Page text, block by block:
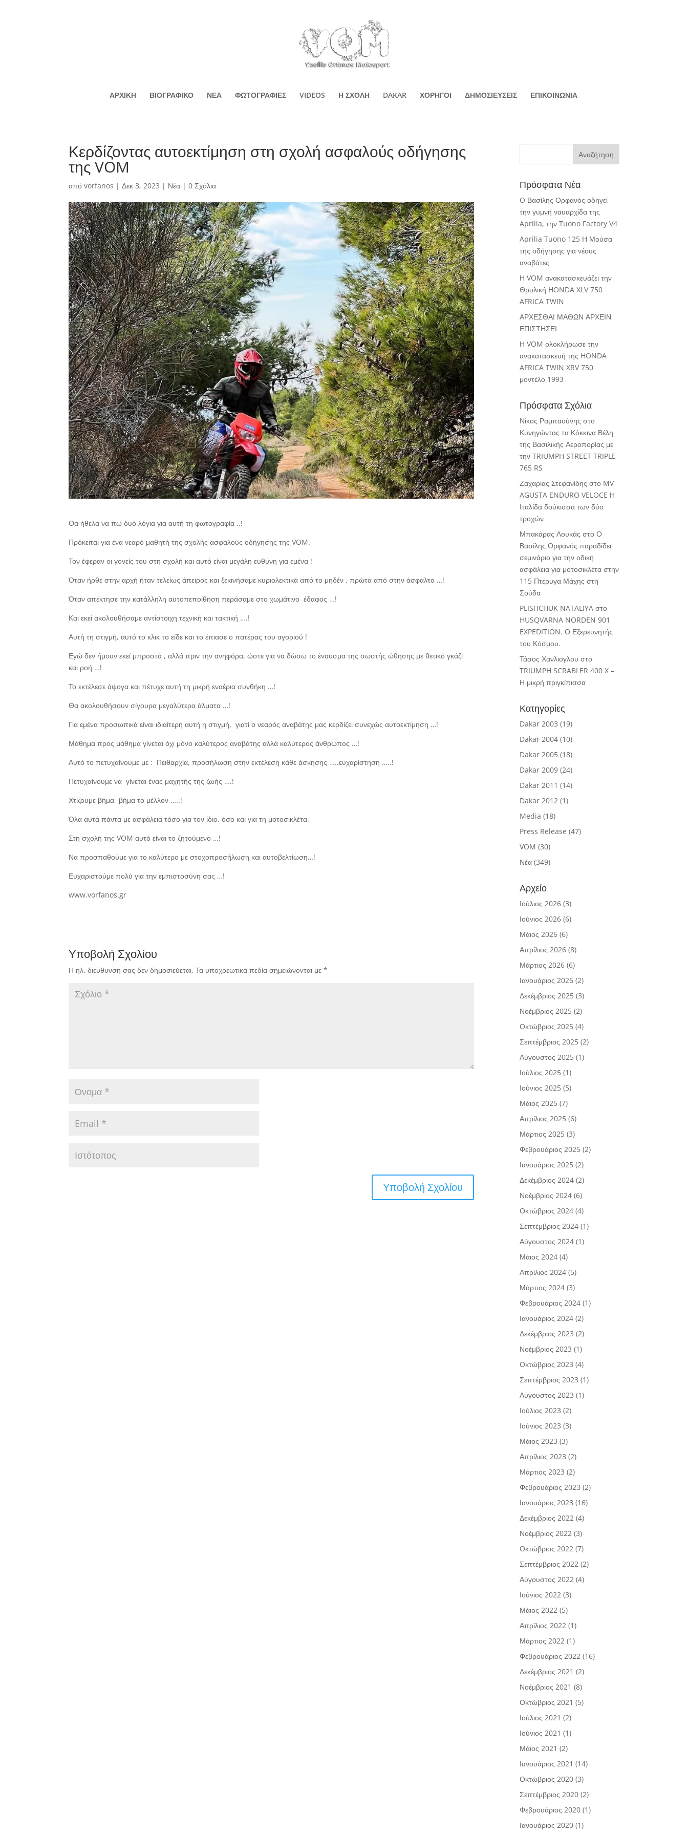
ΑΡΧΙΚΗ ΒΙΟΓΡΑΦΙΚΟ ΝΕΑ ΦΩΤΟΓΡΑΦΙΕΣ VIDEOS Η ΣΧΟΛΗ DAKAR ΧΟΡΗΓΟΙ ΔΗΜΟΣΙΕΥΣΕΙΣ ΕΠΙΚΟΙΝΩΝΙΑ
Κερδίζοντας αυτοεκτίμηση στη σχολή ασφαλούς οδήγησης
της VOM
απόvorfanos |Δεκ 3, 2023 | Νέα |0 Σχόλια
Θα ήθελα να πω δυό λόγια για αυτή τη φωτογραφία ..!
Πρόκειται για ένα νεαρό μαθητή της σχολής ασφαλούς οδήγησης της VOM.
Τον έφεραν οι γονείς του στη σχολή και αυτό είναι μεγάλη ευθύνη για εμένα !
Όταν ήρθε στην αρχή ήταν τελείως άπειρος και ξεκινήσαμε κυριολεκτικά από το μηδέν , πρώτα από στην άσφαλτο …!
Όταν απέκτησε την κατάλληλη αυτοπεποίθηση περάσαμε στο χωμάτινο έδαφος …!
Και εκεί ακολουθήσαμε αντίστοιχη τεχνική και τακτική ….!
Αυτή τη στιγμή, αυτό το κλικ το είδε και το έπιασε ο πατέρας του αγοριού !
Εγώ δεν ήμουν εκεί μπροστά , αλλά πριν την ανηφόρα, ώστε για να δώσω το έναυσμα της σωστής ώθησης με θετικό γκάζι
και ροή …!
Το εκτέλεσε άψογα και πέτυχε αυτή τη μικρή εναέρια συνθήκη …!
Θα ακολουθήσουν σίγουρα μεγαλύτερα άλματα …!
Για εμένα προσωπικά είναι ιδιαίτερη αυτή η στιγμή, γιατί ο νεαρός αναβάτης μας κερδίζει συνεχώς αυτοεκτίμηση …!
Μάθημα προς μάθημα γίνεται όχι μόνο καλύτερος αναβάτης αλλά καλύτερος άνθρωπος …!
Αυτό το πετυχαίνουμε με : Πειθαρχία, προσήλωση στην εκτέλεση κάθε άσκησης …..ευχαρίστηση …..!
Πετυχαίνουμε να γίνεται ένας μαχητής της ζωής ….!
Χτίζουμε βήμα -βήμα το μέλλον …..!
Όλα αυτά πάντα με ασφάλεια τόσο για τον ίδιο, όσο και για τη μοτοσικλέτα.
Στη σχολή της VOM αυτό είναι το ζητούμενο …!
Να προσπαθούμε για το καλύτερο με στοχοπροσήλωση και αυτοβελτίωση…!
Ευχαριστούμε πολύ για την εμπιστοσύνη σας …!
www.vorfanos.gr
Υποβολή Σχολίου
Η ηλ. διεύθυνση σας δεν δημοσιεύεται. Τα υποχρεωτικά πεδία σημειώνονται με*
Πρόσφατα Νέα
O Βασίλης Ορφανός οδηγεί
την γυμνή ναυαρχίδα της
Aprilia, την Tuono Factory V4
Aprilia Tuono 125 Η Μούσα
της οδήγησης για νέους
αναβάτες
Η VOM ανακατασκευάζει την
Θρυλική HONDA XLV 750
AFRICA TWIN
ΑΡΧΕΣΘΑΙ ΜΑΘΩΝ ΑΡΧΕΙΝ
ΕΠΙΣΤΗΣΕΙ
Η VOM ολοκλήρωσε την
ανακατασκευή της HONDA
AFRICA TWIN XRV 750
μοντέλο 1993
Πρόσφατα Σχόλια
Νίκος Ραμπαούνης στο
Κυνηγώντας τα Κόκκινα Βέλη
της Βασιλικής Αεροπορίας με
την TRIUMPH STREET TRIPLE
765 RS
Ζαχαρίας Στεφανίδης στο MV
AGUSTA ENDURO VELOCE Η
Ιταλίδα δούκισσα των δύο
τροχών
Μπακάρας Λουκάς στοΟ
Βασίλης Ορφανός παραδίδει
σεμινάριο για την οδική
ασφάλεια για μοτοσικλέτα στην
115 Πτέρυγα Μάχης στη
Σούδα
PLISHCHUK NATALIYA στο
HUSQVARNA NORDEN 901
EXPEDITION. Ο Εξερευνητής
του Κόσμου.
Τάσος Χανλιογλου στο
TRIUMPH SCRABLER 400 X –
Η μικρή πριγκίπισσα
Κατηγορίες
Dakar 2003 (19)
Dakar 2004 (10)
Dakar 2005 (18)
Dakar 2009 (24)
Dakar 2011 (14)
Dakar 2012 (1)
Media (18)
Press Release (47)
VOM (30)
Νέα (349)
Αρχείο
Ιούλιος 2026 (3)
Ιούνιος 2026 (6)
Μάιος 2026 (6)
Απρίλιος 2026 (8)
Μάρτιος 2026 (6)
Ιανουάριος 2026 (2)
Δεκέμβριος 2025 (3)
Νοέμβριος 2025 (2)
Οκτώβριος 2025 (4)
Σεπτέμβριος 2025 (2)
Αύγουστος 2025 (1)
Ιούλιος 2025 (1)
Ιούνιος 2025 (5)
Μάιος 2025 (7)
Απρίλιος 2025 (6)
Μάρτιος 2025 (3)
Φεβρουάριος 2025 (2)
Ιανουάριος 2025 (2)
Δεκέμβριος 2024 (2)
Νοέμβριος 2024 (6)
Οκτώβριος 2024 (4)
Σεπτέμβριος 2024 (1)
Αύγουστος 2024 (1)
Μάιος 2024 (4)
Απρίλιος 2024 (5)
Μάρτιος 2024 (3)
Φεβρουάριος 2024 (1)
Ιανουάριος 2024 (2)
Δεκέμβριος 2023 (2)
Νοέμβριος 2023 (1)
Οκτώβριος 2023 (4)
Σεπτέμβριος 2023 (1)
Αύγουστος 2023 (1)
Ιούλιος 2023 (2)
Ιούνιος 2023 (3)
Μάιος 2023 (3)
Απρίλιος 2023 (2)
Μάρτιος 2023 (2)
Φεβρουάριος 2023 (2)
Ιανουάριος 2023 (16)
Δεκέμβριος 2022 (4)
Νοέμβριος 2022 (3)
Οκτώβριος 2022 (7)
Σεπτέμβριος 2022 (2)
Αύγουστος 2022 (4)
Ιούνιος 2022 (3)
Μάιος 2022 (5)
Απρίλιος 2022 (1)
Μάρτιος 2022 (1)
Φεβρουάριος 2022 (16)
Δεκέμβριος 2021 (2)
Νοέμβριος 2021 (8)
Οκτώβριος 2021 (5)
Ιούλιος 2021 (2)
Ιούνιος 2021 (1)
Μάιος 2021 (2)
Ιανουάριος 2021 (14)
Οκτώβριος 2020 (3)
Σεπτέμβριος 2020 (2)
Φεβρουάριος 2020 (1)
Ιανουάριος 2020 (1)